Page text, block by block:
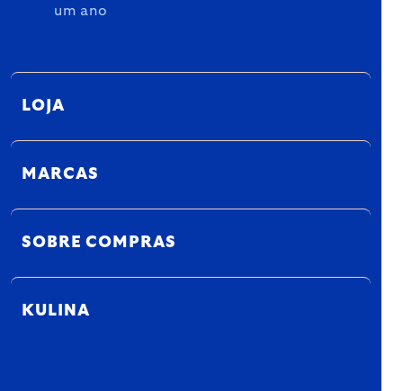
um ano
LOJA
MARCAS
SOBRE COMPRAS
KULINA